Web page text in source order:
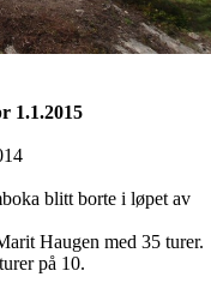
1.1.2015
blitt borte i løpet av
Haugen med 35 turer.
på 10.